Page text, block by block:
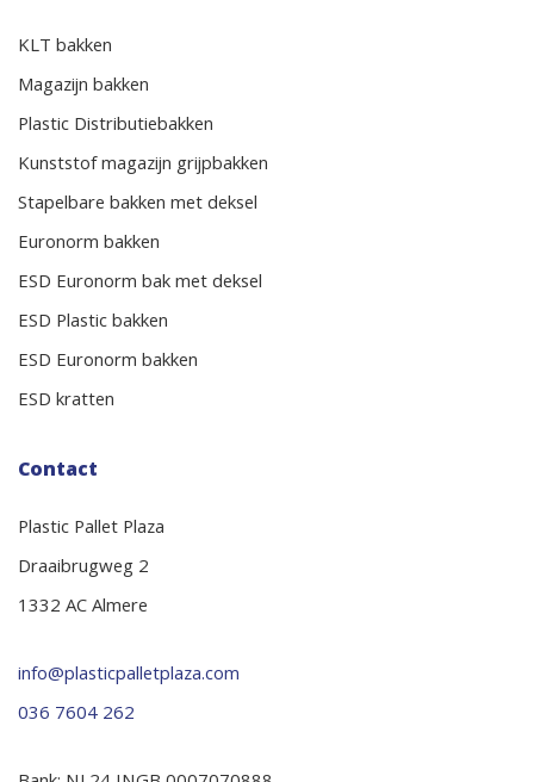
KLT bakken
Magazijn bakken
Plastic Distributiebakken
Kunststof magazijn grijpbakken
Stapelbare bakken met deksel
Euronorm bakken
ESD Euronorm bak met deksel
ESD Plastic bakken
ESD Euronorm bakken
ESD kratten
Contact
Plastic Pallet Plaza
Draaibrugweg 2
1332 AC Almere
info@plasticpalletplaza.com
036 7604 262